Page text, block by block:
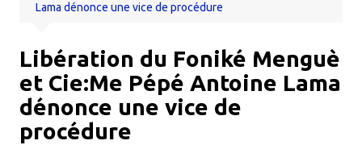
Lama dénonce une vice de procédure
Libération du Foniké Menguè
et Cie:Me Pépé Antoine Lama
dénonce une vice de
procédure